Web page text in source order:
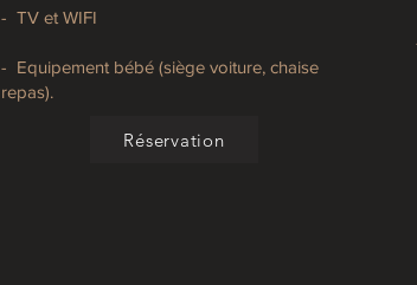
- TV et WIFI
- Equipement bébé (siège voiture, chaise
repas).
Réservation